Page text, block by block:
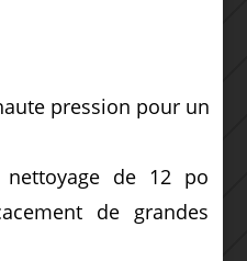
pression pour un
de 12 po
de grandes